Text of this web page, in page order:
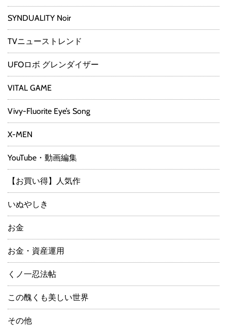
SYNDUALITY Noir
TVニューストレンド
UFOロボ グレンダイザー
VITAL GAME
Vivy-Fluorite Eye’s Song
X-MEN
YouTube・動画編集
【お買い得】人気作
いぬやしき
お金
お金・資産運用
くノ一忍法帖
この醜くも美しい世界
その他